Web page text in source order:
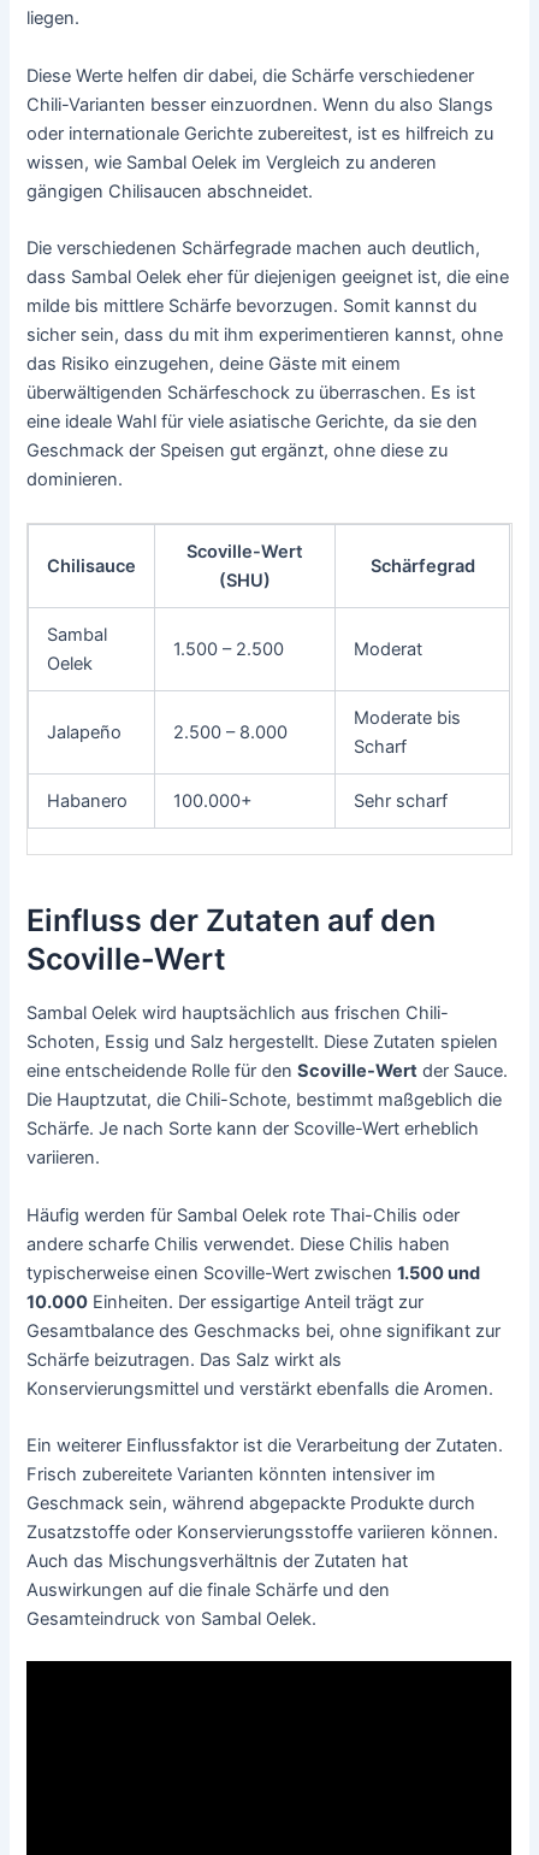
liegen.
Diese Werte helfen dir dabei, die Schärfe verschiedener
Chili-Varianten besser einzuordnen. Wenn du also Slangs
oder internationale Gerichte zubereitest, ist es hilfreich zu
wissen, wie Sambal Oelek im Vergleich zu anderen
gängigen Chilisaucen abschneidet.
Die verschiedenen Schärfegrade machen auch deutlich,
dass Sambal Oelek eher für diejenigen geeignet ist, die eine
milde bis mittlere Schärfe bevorzugen. Somit kannst du
sicher sein, dass du mit ihm experimentieren kannst, ohne
das Risiko einzugehen, deine Gäste mit einem
überwältigenden Schärfeschock zu überraschen. Es ist
eine ideale Wahl für viele asiatische Gerichte, da sie den
Geschmack der Speisen gut ergänzt, ohne diese zu
dominieren.
Chilisauce
Scoville-Wert
(SHU)
Schärfegrad
Sambal
Oelek
1.500 – 2.500 Moderat
Jalapeño 2.500 – 8.000
Moderate bis
Scharf
Habanero 100.000+ Sehr scharf
Einfluss der Zutaten auf den
Scoville-Wert
Sambal Oelek wird hauptsächlich aus frischen Chili-
Schoten, Essig und Salz hergestellt. Diese Zutaten spielen
eine entscheidende Rolle für denScoville-Wert der Sauce.
Die Hauptzutat, die Chili-Schote, bestimmt maßgeblich die
Schärfe. Je nach Sorte kann der Scoville-Wert erheblich
variieren.
Häufig werden für Sambal Oelek rote Thai-Chilis oder
andere scharfe Chilis verwendet. Diese Chilis haben
typischerweise einen Scoville-Wert zwischen1.500 und
10.000 Einheiten. Der essigartige Anteil trägt zur
Gesamtbalance des Geschmacks bei, ohne signifikant zur
Schärfe beizutragen. Das Salz wirkt als
Konservierungsmittel und verstärkt ebenfalls die Aromen.
Ein weiterer Einflussfaktor ist die Verarbeitung der Zutaten.
Frisch zubereitete Varianten könnten intensiver im
Geschmack sein, während abgepackte Produkte durch
Zusatzstoffe oder Konservierungsstoffe variieren können.
Auch das Mischungsverhältnis der Zutaten hat
Auswirkungen auf die finale Schärfe und den
Gesamteindruck von Sambal Oelek.